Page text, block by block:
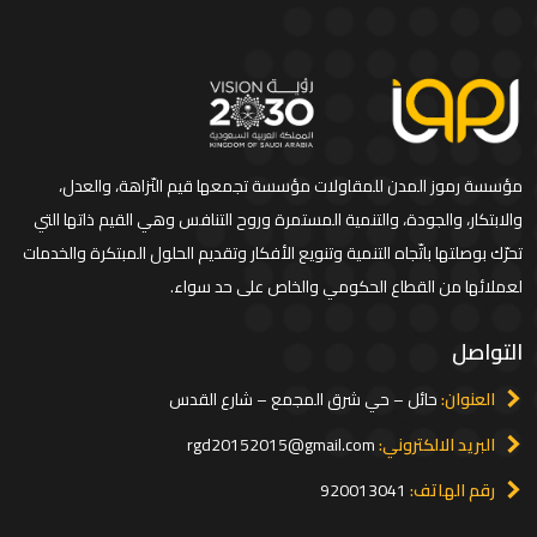
مؤسسة رموز المدن للمقاولات مؤسسة تجمعها قيم النّزاهة، والعدل،
والابتكار، والجودة، والتنمية المستمرة وروح التنافس وهي القيم ذاتها التي
تحرّك بوصلتها باتّجاه التنمية وتنويع الأفكار وتقديم الحلول المبتكرة والخدمات
لعملائها من القطاع الحكومي والخاص على حد سواء.
التواصل
العنوان:حائل – حي شرق المجمع – شارع القدس
البريد الالكتروني:rgd20152015@gmail.com
رقم الهاتف: 920013041